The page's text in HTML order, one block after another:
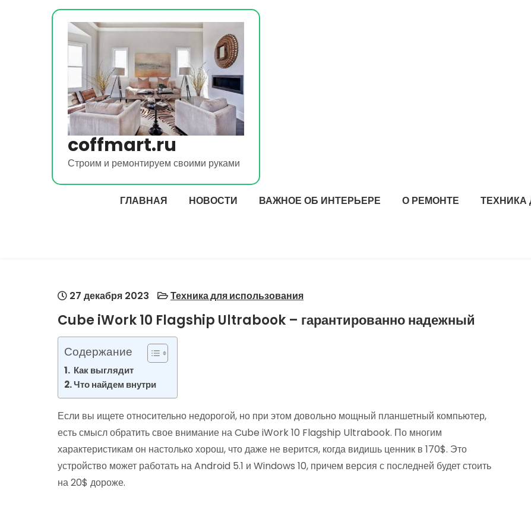
coffmart.ru
Строим и ремонтируем своими руками
ГЛАВНАЯ НОВОСТИ ВАЖНОЕ ОБ ИНТЕРЬЕРЕ О РЕМОНТЕ ТЕХНИКА
27 декабря 2023 Техника для использования
Cube iWork 10 Flagship Ultrabook – гарантированно надежный
Содержание
Как выглядит
Что найдем внутри
Если вы ищете относительно недорогой, но при этом довольно мощный планшетный компьютер,
есть смысл обратить свое внимание на Cube iWork 10 Flagship Ultrabook. По многим
характеристикам он настолько хорош, что даже не верится, когда видишь ценник в 170$. Это
устройство может работать на Android 5.1 и Windows 10, причем версия с последней будет стоить
на 20$ дороже.